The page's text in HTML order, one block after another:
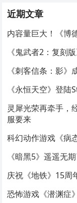
近期文章
内容量巨大！《博
《鬼武者2：复刻
《刺客信条：影
《永恒天空》登
灵犀光荣再牵手，
服要来
科幻动作游戏《病
《暗黑5》遥遥无
庆祝《地铁》15周
恐怖游戏《潜渊症